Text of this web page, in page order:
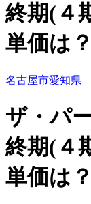
終期(４
単価は
名古屋市愛知県
ザ・パ
終期(４
単価は